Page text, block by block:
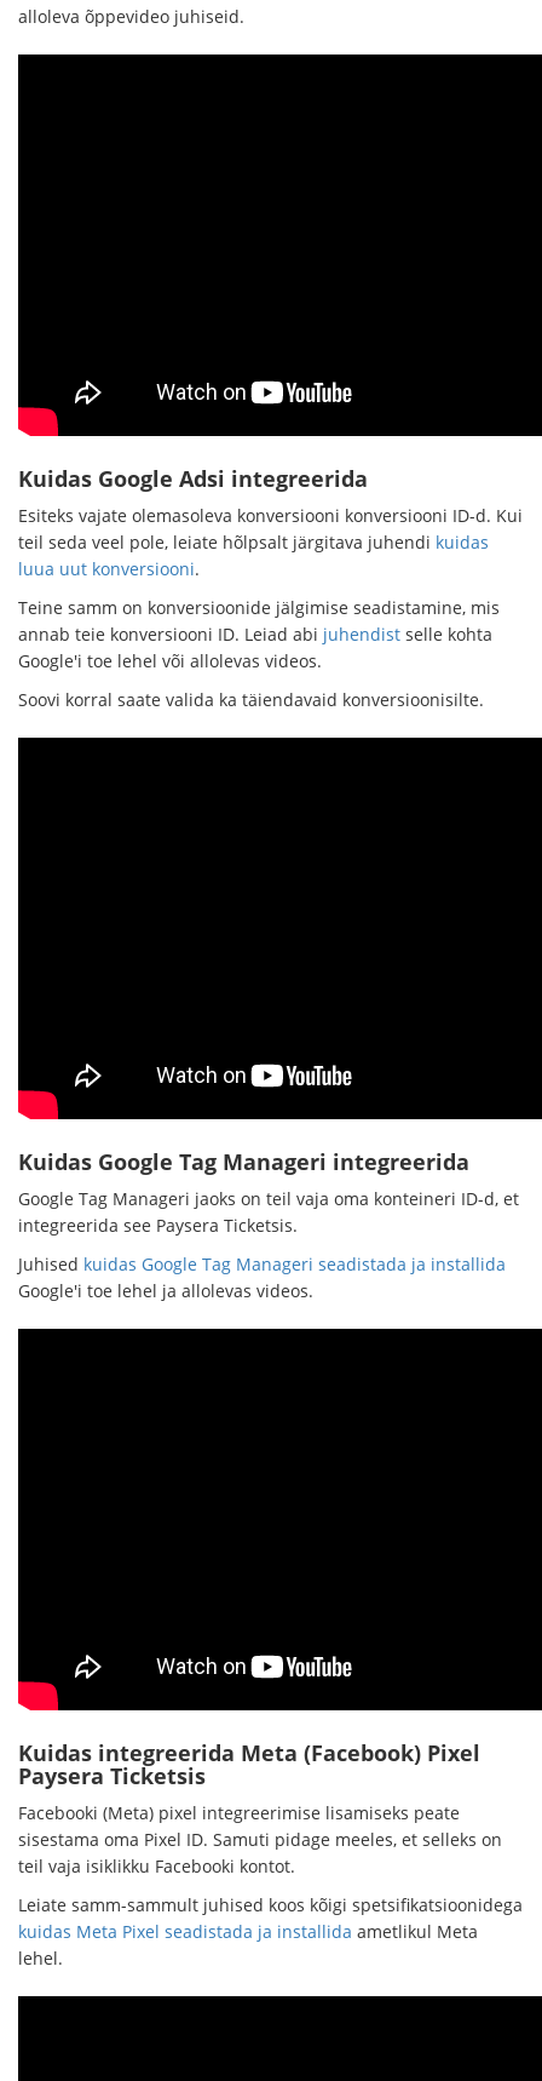
alloleva õppevideo juhiseid.
Kuidas Google Adsi integreerida
Esiteks vajate olemasoleva konversiooni konversiooni ID-d. Kui
teil seda veel pole, leiate hõlpsalt järgitava juhendi kuidas
luua uut konversiooni.
Teine samm on konversioonide jälgimise seadistamine, mis
annab teie konversiooni ID. Leiad abi juhendist selle kohta
Google'i toe lehel või allolevas videos.
Soovi korral saate valida ka täiendavaid konversioonisilte.
Kuidas Google Tag Manageri integreerida
Google Tag Manageri jaoks on teil vaja oma konteineri ID-d, et
integreerida see Paysera Ticketsis.
Juhised kuidas Google Tag Manageri seadistada ja installida
Google'i toe lehel ja allolevas videos.
Kuidas integreerida Meta (Facebook) Pixel
Paysera Ticketsis
Facebooki (Meta) pixel integreerimise lisamiseks peate
sisestama oma Pixel ID. Samuti pidage meeles, et selleks on
teil vaja isiklikku Facebooki kontot.
Leiate samm-sammult juhised koos kõigi spetsifikatsioonidega
kuidas Meta Pixel seadistada ja installida ametlikul Meta
lehel.